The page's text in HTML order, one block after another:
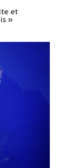
et
»